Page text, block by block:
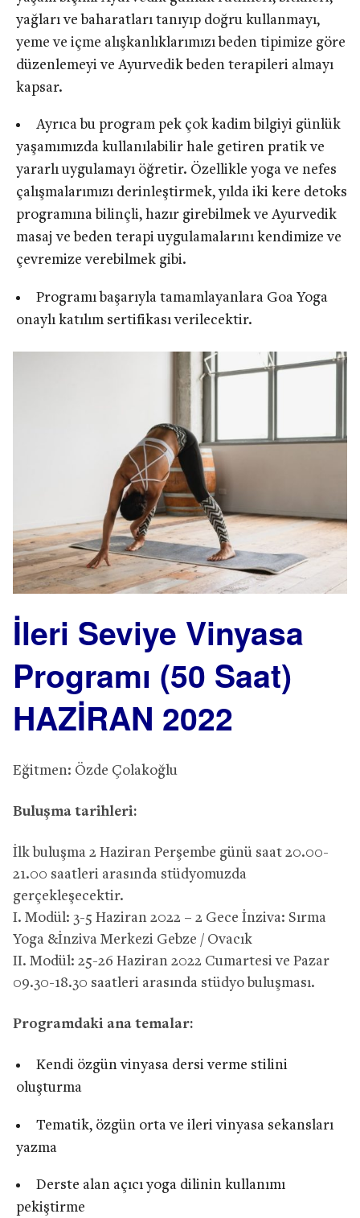
yağları ve baharatları tanıyıp doğru kullanmayı,
yeme ve içme alışkanlıklarımızı beden tipimize göre
düzenlemeyi ve Ayurvedik beden terapileri almayı
kapsar.
Ayrıca bu program pek çok kadim bilgiyi günlük
yaşamımızda kullanılabilir hale getiren pratik ve
yararlı uygulamayı öğretir. Özellikle yoga ve nefes
çalışmalarımızı derinleştirmek, yılda iki kere detoks
programına bilinçli, hazır girebilmek ve Ayurvedik
masaj ve beden terapi uygulamalarını kendimize ve
çevremize verebilmek gibi.
Programı başarıyla tamamlayanlara Goa Yoga
onaylı katılım sertifikası verilecektir.​
İleri Seviye Vinyasa
Programı (50 Saat)
HAZİRAN 2022
Eğitmen: Özde Çolakoğlu
Buluşma tarihleri:
İlk buluşma 2 Haziran Perşembe günü saat 20.00-
21.00 saatleri arasında stüdyomuzda
gerçekleşecektir.
I. Modül: 3-5 Haziran 2022 – 2 Gece İnziva: Sırma
Yoga &İnziva Merkezi Gebze / Ovacık
II. Modül: 25-26 Haziran 2022 Cumartesi ve Pazar
09.30-18.30 saatleri arasında stüdyo buluşması.
Programdaki ana temalar:
Kendi özgün vinyasa dersi verme stilini
oluşturma
Tematik, özgün orta ve ileri vinyasa sekansları
yazma
Derste alan açıcı yoga dilinin kullanımı
pekiştirme